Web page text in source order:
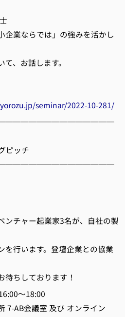
らでは」の強みを活かし
、お話します。
seminar/2022-10-281/
ピッチ
ンチャー起業家3名が、自社の製
を行います。登壇企業との協業
待ちしております！
～18:00
会議室 及び オンライン